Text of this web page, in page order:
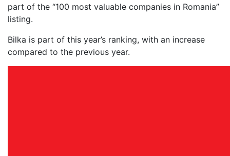
part of the “100 most valuable companies in Romania”
listing.
Bilka is part of this year’s ranking, with an increase
compared to the previous year.